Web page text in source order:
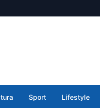
Sport Lifestyle